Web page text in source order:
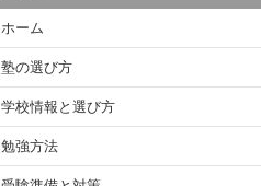
ホーム
塾の選び方
学校情報と選び方
勉強方法